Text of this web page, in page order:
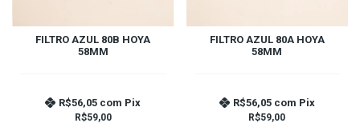
FILTRO AZUL 80B HOYA
58MM
R$59,00
R$56,05 com Pix
FILTRO AZUL 80A HOYA
58MM
R$59,00
R$56,05 com Pix